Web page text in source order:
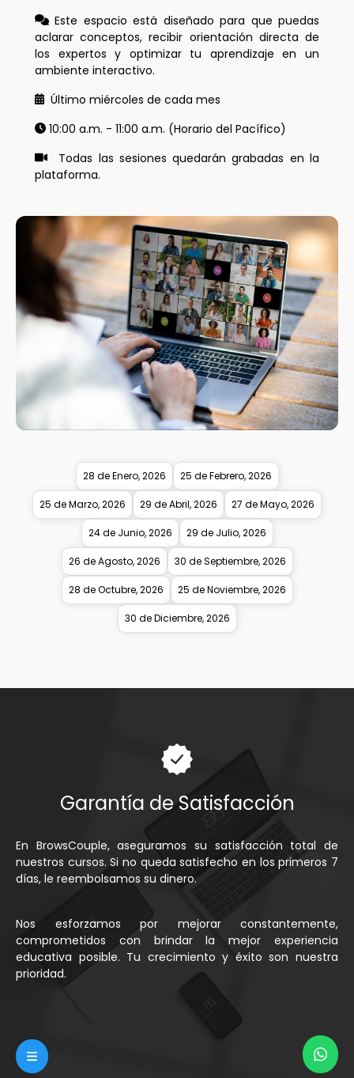
Este espacio está diseñado para que puedas
aclarar conceptos, recibir orientación directa de
los expertos y optimizar tu aprendizaje en un
ambiente interactivo.
Último miércoles de cada mes
10:00 a.m. - 11:00 a.m. (Horario del Pacífico)
Todas las sesiones quedarán grabadas en la
plataforma.
28 de Enero, 2026 25 de Febrero, 2026
25 de Marzo, 2026 29 de Abril, 2026 27 de Mayo, 2026
24 de Junio, 2026 29 de Julio, 2026
26 de Agosto, 2026 30 de Septiembre, 2026
28 de Octubre, 2026 25 de Noviembre, 2026
30 de Diciembre, 2026
Garantía de Satisfacción
En BrowsCouple, aseguramos su satisfacción total de
nuestros cursos. Si no queda satisfecho en los primeros 7
días, le reembolsamos su dinero.
Nos esforzamos por mejorar constantemente,
comprometidos con brindar la mejor experiencia
educativa posible. Tu crecimiento y éxito son nuestra
prioridad.